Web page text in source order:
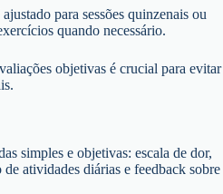
para sessões quinzenais ou
quando necessário.
objetivas é crucial para evitar
simples e objetivas: escala de dor,
atividades diárias e feedback sobre